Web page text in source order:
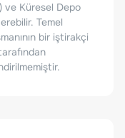
ve Küresel Depo
Temel
bir iştirakçi